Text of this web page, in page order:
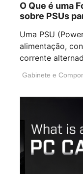
O Que é uma
sobre PSUs
Uma PSU
alimentação,
corrente
Gabinete e